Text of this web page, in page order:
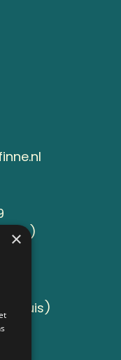
)
×